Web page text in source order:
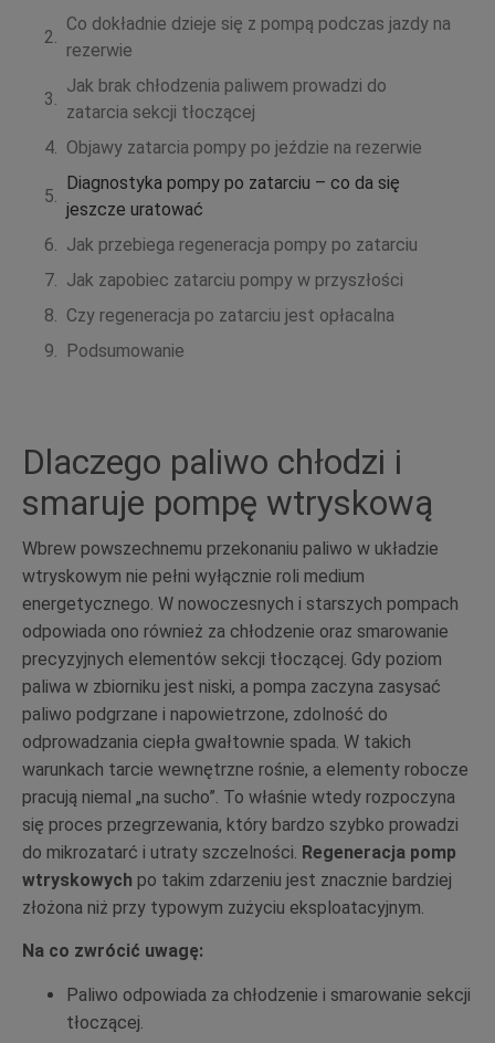
Co dokładnie dzieje się z pompą podczas jazdy na
rezerwie
Jak brak chłodzenia paliwem prowadzi do
zatarcia sekcji tłoczącej
Objawy zatarcia pompy po jeździe na rezerwie
Diagnostyka pompy po zatarciu – co da się
jeszcze uratować
Jak przebiega regeneracja pompy po zatarciu
Jak zapobiec zatarciu pompy w przyszłości
Czy regeneracja po zatarciu jest opłacalna
Podsumowanie
Dlaczego paliwo chłodzi i
smaruje pompę wtryskową
Wbrew powszechnemu przekonaniu paliwo w układzie
wtryskowym nie pełni wyłącznie roli medium
energetycznego. W nowoczesnych i starszych pompach
odpowiada ono również za chłodzenie oraz smarowanie
precyzyjnych elementów sekcji tłoczącej. Gdy poziom
paliwa w zbiorniku jest niski, a pompa zaczyna zasysać
paliwo podgrzane i napowietrzone, zdolność do
odprowadzania ciepła gwałtownie spada. W takich
warunkach tarcie wewnętrzne rośnie, a elementy robocze
pracują niemal „na sucho”. To właśnie wtedy rozpoczyna
się proces przegrzewania, który bardzo szybko prowadzi
do mikrozatarć i utraty szczelności. Regeneracja pomp
wtryskowych po takim zdarzeniu jest znacznie bardziej
złożona niż przy typowym zużyciu eksploatacyjnym.
Na co zwrócić uwagę:
Paliwo odpowiada za chłodzenie i smarowanie sekcji
tłoczącej.